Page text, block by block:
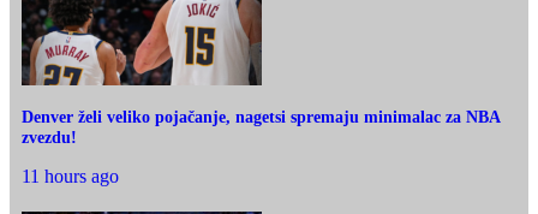
Denver želi veliko pojačanje, nagetsi spremaju minimalac za NBA
zvezdu!
11 hours ago